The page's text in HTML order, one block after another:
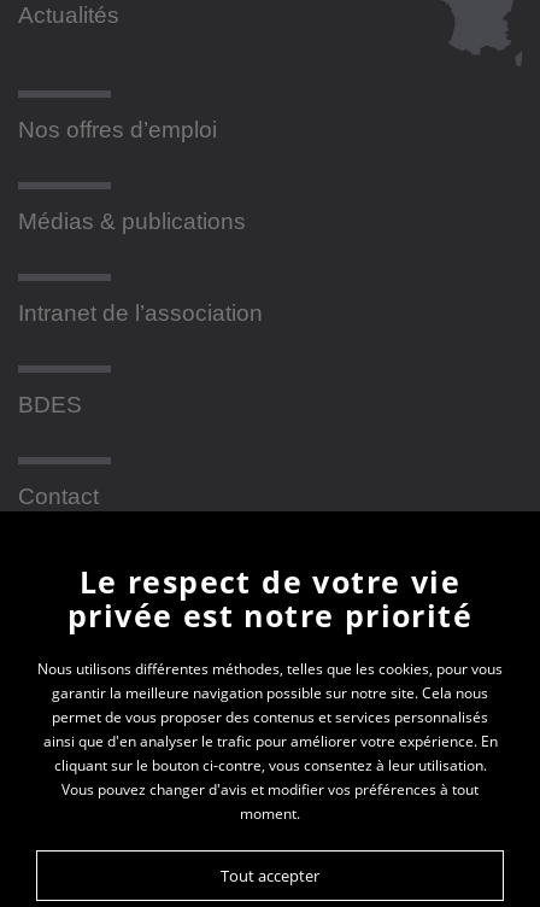
Actualités
Nos offres d’emploi
Médias & publications
Intranet de l’association
BDES
Contact
Newsletter
En vous inscrivant à la newsletter, vous recevrez
toutes les actualités des PEP 69
Votre e-mail*
Le respect de votre vie
privée est notre priorité
Nous utilisons différentes méthodes, telles que les cookies, pour vous
garantir la meilleure navigation possible sur notre site. Cela nous
permet de vous proposer des contenus et services personnalisés
ainsi que d'en analyser le trafic pour améliorer votre expérience. En
cliquant sur le bouton ci-contre, vous consentez à leur utilisation.
Vous pouvez changer d'avis et modifier vos préférences à tout
moment.
Tout accepter